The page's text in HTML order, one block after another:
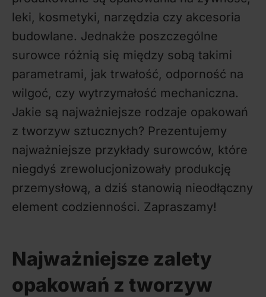
leki, kosmetyki, narzędzia czy akcesoria
budowlane. Jednakże poszczególne
surowce różnią się między sobą takimi
parametrami, jak trwałość, odporność na
wilgoć, czy wytrzymałość mechaniczna.
Jakie są najważniejsze rodzaje opakowań
z tworzyw sztucznych? Prezentujemy
najważniejsze przykłady surowców, które
niegdyś zrewolucjonizowały produkcję
przemysłową, a dziś stanowią nieodłączny
element codzienności. Zapraszamy!
Najważniejsze zalety
opakowań z tworzyw